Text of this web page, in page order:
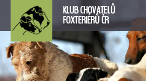
KLUB CHOVATELŮ
FOXTERIÉRŮ ČR